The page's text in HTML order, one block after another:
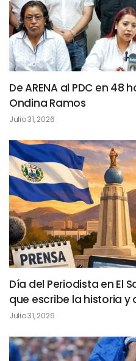
De ARENA al PDC en
Ondina Ramos
Julio 31, 2026
Día del Periodista en El
que escribe la historia
Julio 31, 2026